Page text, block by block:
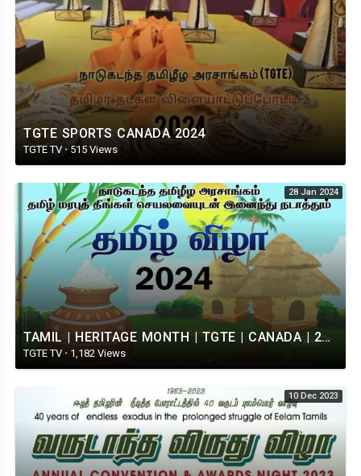
TGTE SPORTS CANADA 2024
TGTE TV ·515 Views
28 Jan 2024
TAMIL | HERITAGE MONTH | TGTE | CANADA | 2024 | 28.01.2024
TGTE TV · 1,182 Views
10 Dec 2023